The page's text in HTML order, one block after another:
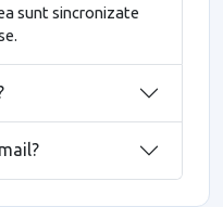
sunt sincronizate